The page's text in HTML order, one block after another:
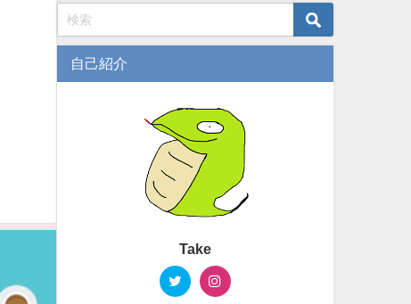
自己紹介
Take